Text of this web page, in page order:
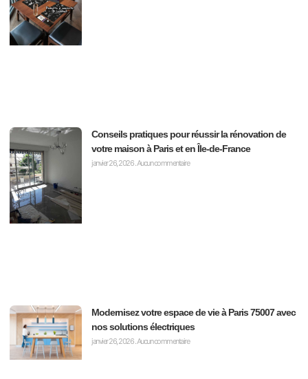
Conseils pratiques pour réussir la rénovation de
votre maison à Paris et en Île-de-France
janvier 26, 2026Aucun commentaire
Modernisez votre espace de vie à Paris 75007 avec
nos solutions électriques
janvier 26, 2026Aucun commentaire